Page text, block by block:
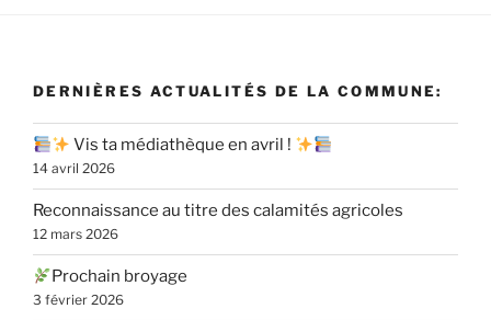
DERNIÈRES ACTUALITÉS DE LA COMMUNE:
Vis ta médiathèque en avril !
14 avril 2026
Reconnaissance au titre des calamités agricoles
12 mars 2026
Prochain broyage
3 février 2026